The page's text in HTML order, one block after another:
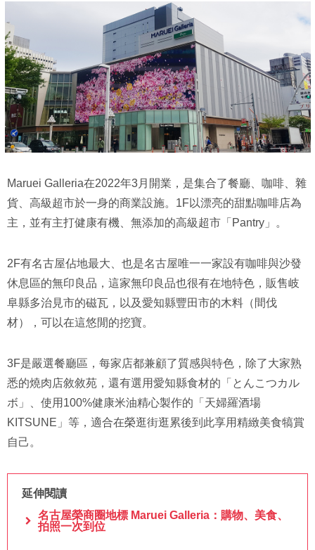
Maruei Galleria在2022年3月開業，是集合了餐廳、咖啡、雜
貨、高級超市於一身的商業設施。1F以漂亮的甜點咖啡店為
主，並有主打健康有機、無添加的高級超市「Pantry」。
2F有名古屋佔地最大、也是名古屋唯一一家設有咖啡與沙發
休息區的無印良品，這家無印良品也很有在地特色，販售岐
阜縣多治見市的磁瓦，以及愛知縣豐田市的木料（間伐
材），可以在這悠閒的挖寶。
3F是嚴選餐廳區，每家店都兼顧了質感與特色，除了大家熟
悉的燒肉店敘敘苑，還有選用愛知縣食材的「とんこつカル
ボ」、使用100%健康米油精心製作的「天婦羅酒場
KITSUNE」等，適合在榮逛街逛累後到此享用精緻美食犒賞
自己。
延伸閱讀
名古屋榮商圈地標 Maruei Galleria：購物、美食、
拍照一次到位